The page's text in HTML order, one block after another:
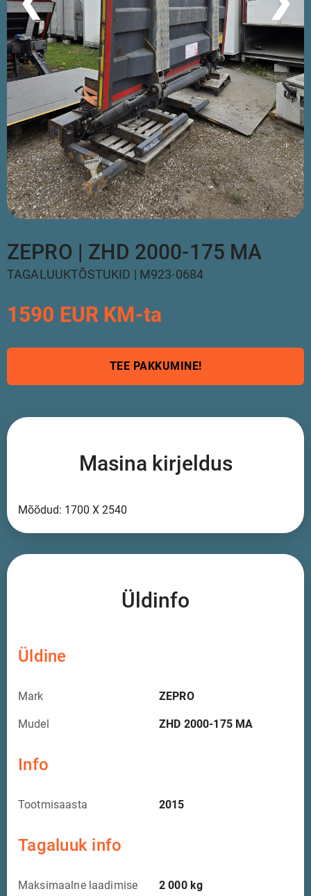
ZEPRO | ZHD 2000-175 MA
TAGALUUKTÕSTUKID | M923-0684
1590 EUR KM-ta
TEE PAKKUMINE!
Masina kirjeldus
Mõõdud: 1700 X 2540
Üldinfo
Üldine
Mark ZEPRO
Mudel ZHD 2000-175 MA
Info
Tootmisaasta 2015
Tagaluuk info
Maksimaalne laadimise
2 000 kg